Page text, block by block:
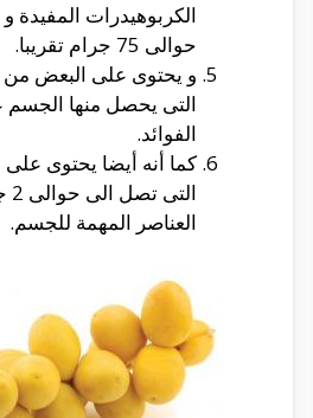
الكربوهيدرات المفيدة
حوالى 75 جرام تقريبا.
و يحتوى على البعض من
التى يحصل منها الجسم
الفوائد.
كما أنه أيضا يحتوى
العناصر المهمة للجسم.